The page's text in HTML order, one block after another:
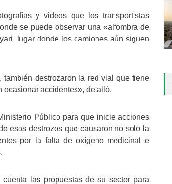
y videos que los transportistas
se puede observar una «alfombra de
lugar donde los camiones aún siguen
destrozaron la red vial que tiene
ocasionar accidentes», detalló.
Público para que inicie acciones
esos destrozos que causaron no solo la
por la falta de oxígeno medicinal e
las propuestas de su sector para